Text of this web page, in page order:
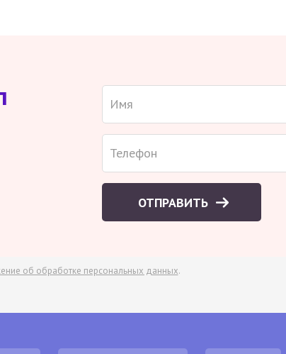
ОТПРАВИТЬ
об обработке персональных данных.